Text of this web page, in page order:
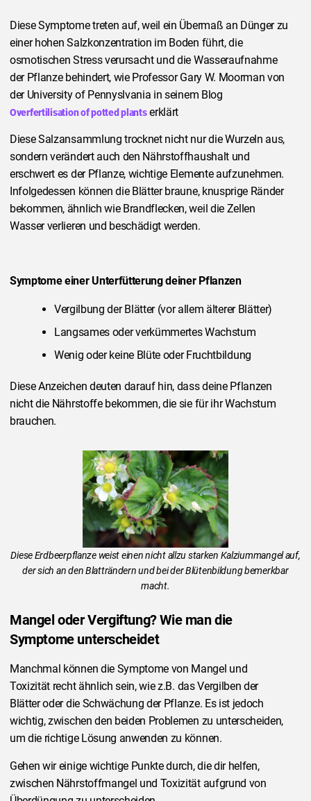
Diese Symptome treten auf, weil ein Übermaß an Dünger zu
einer hohen Salzkonzentration im Boden führt, die
osmotischen Stress verursacht und die Wasseraufnahme
der Pflanze behindert, wie Professor Gary W. Moorman von
der University of Pennyslvania in seinem Blog
Overfertilisation of potted plantserklärt
Diese Salzansammlung trocknet nicht nur die Wurzeln aus,
sondern verändert auch den Nährstoffhaushalt und
erschwert es der Pflanze, wichtige Elemente aufzunehmen.
Infolgedessen können die Blätter braune, knusprige Ränder
bekommen, ähnlich wie Brandflecken, weil die Zellen
Wasser verlieren und beschädigt werden.
Symptome einer Unterfütterung deiner Pflanzen
Vergilbung der Blätter (vor allem älterer Blätter)
Langsames oder verkümmertes Wachstum
Wenig oder keine Blüte oder Fruchtbildung
Diese Anzeichen deuten darauf hin, dass deine Pflanzen
nicht die Nährstoffe bekommen, die sie für ihr Wachstum
brauchen.
Diese Erdbeerpflanze weist einen nicht allzu starken Kalziummangel auf,
der sich an den Blatträndern und bei der Blütenbildung bemerkbar
macht.
Mangel oder Vergiftung? Wie man die
Symptome unterscheidet
Manchmal können die Symptome von Mangel und
Toxizität recht ähnlich sein, wie z.B. das Vergilben der
Blätter oder die Schwächung der Pflanze. Es ist jedoch
wichtig, zwischen den beiden Problemen zu unterscheiden,
um die richtige Lösung anwenden zu können.
Gehen wir einige wichtige Punkte durch, die dir helfen,
zwischen Nährstoffmangel und Toxizität aufgrund von